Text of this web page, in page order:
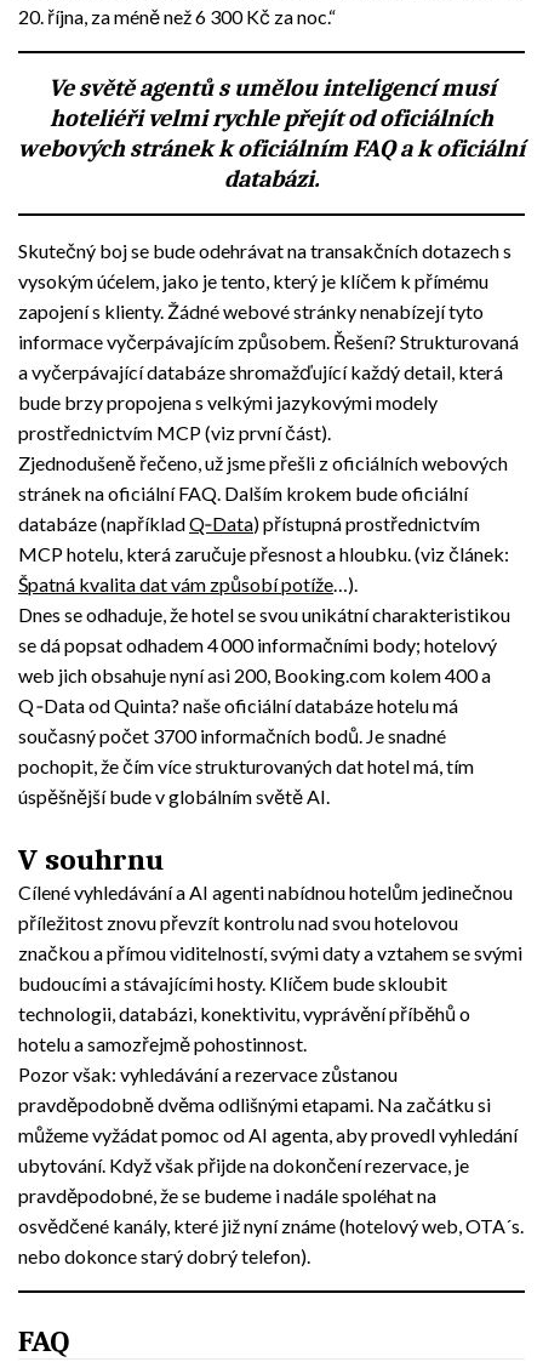
20. října, za méně než 6 300 Kč za noc.“
Ve světě agentů s umělou inteligencí musí
hoteliéři velmi rychle přejít od oficiálních
webových stránek k oficiálním FAQ a k oficiální
databázi.
Skutečný boj se bude odehrávat na transakčních dotazech s
vysokým úćelem, jako je tento, který je klíčem k přímému
zapojení s klienty. Žádné webové stránky nenabízejí tyto
informace vyčerpávajícím způsobem. Řešení? Strukturovaná
a vyčerpávající databáze shromažďující každý detail, která
bude brzy propojena s velkými jazykovými modely
prostřednictvím MCP (viz první část).
Zjednodušeně řečeno, už jsme přešli z oficiálních webových
stránek na oficiální FAQ. Dalším krokem bude oficiální
databáze (napříkladQ‑Data) přístupná prostřednictvím
MCP hotelu, která zaručuje přesnost a hloubku. (viz článek:
Špatná kvalita dat vám způsobí potíže…).
Dnes se odhaduje, že hotel se svou unikátní charakteristikou
se dá popsat odhadem 4 000 informačními body; hotelový
web jich obsahuje nyní asi 200, Booking.com kolem 400 a
Q ‑Data od Quinta? naše oficiální databáze hotelu má
současný počet 3700 informačních bodů. Je snadné
pochopit, že čím více strukturovaných dat hotel má, tím
úspěšnější bude v globálním světě AI.
V souhrnu
Cílené vyhledávání a AI agenti nabídnou hotelům jedinečnou
příležitost znovu převzít kontrolu nad svou hotelovou
značkou a přímou viditelností, svými daty a vztahem se svými
budoucími a stávajícími hosty. Klíčem bude skloubit
technologii, databázi, konektivitu, vyprávění příběhů o
hotelu a samozřejmě pohostinnost.
Pozor však: vyhledávání a rezervace zůstanou
pravděpodobně dvěma odlišnými etapami. Na začátku si
můžeme vyžádat pomoc od AI agenta, aby provedl vyhledání
ubytování. Když však přijde na dokončení rezervace, je
pravděpodobné, že se budeme i nadále spoléhat na
osvědčené kanály, které již nyní známe (hotelový web, OTA´s.
nebo dokonce starý dobrý telefon).
FAQ